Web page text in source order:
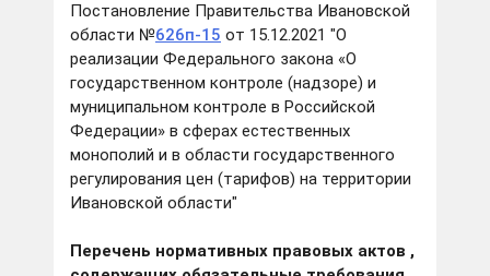
Постановление Правительства Ивановской
области №626п-15 от 15.12.2021 "О
реализации Федерального закона «О
государственном контроле (надзоре) и
муниципальном контроле в Российской
Федерации» в сферах естественных
монополий и в области государственного
регулирования цен (тарифов) на территории
Ивановской области"
Перечень нормативных правовых актов ,